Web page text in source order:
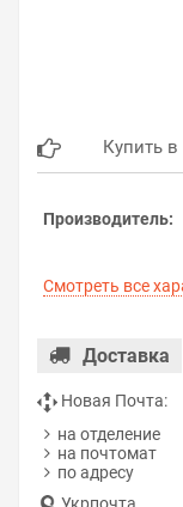
Купить
Производитель:
Смотреть все
Доставка
Новая Почта:
на отделение
на почтомат
по адресу
Укрпочта